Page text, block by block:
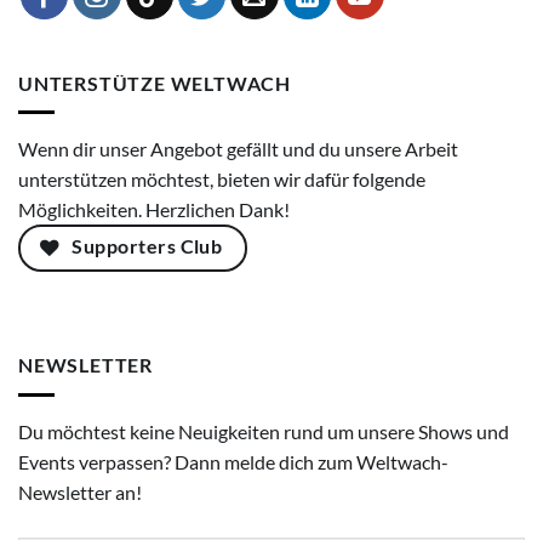
UNTERSTÜTZE WELTWACH
Wenn dir unser Angebot gefällt und du unsere Arbeit
unterstützen möchtest, bieten wir dafür folgende
Möglichkeiten. Herzlichen Dank!
Supporters Club
NEWSLETTER
Du möchtest keine Neuigkeiten rund um unsere Shows und
Events verpassen? Dann melde dich zum Weltwach-
Newsletter an!